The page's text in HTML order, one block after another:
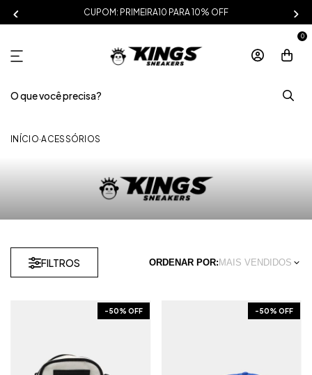
CUPOM: PRIMEIRA10 PARA 10% OFF
0
INÍCIO·ACESSÓRIOS
FILTROS ORDENAR POR: MAIS VENDIDOS
-50% OFF -50% OFF